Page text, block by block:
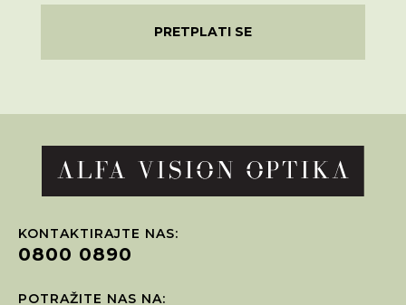
PRETPLATI SE
KONTAKTIRAJTE NAS:
0800 0890
POTRAŽITE NAS NA: